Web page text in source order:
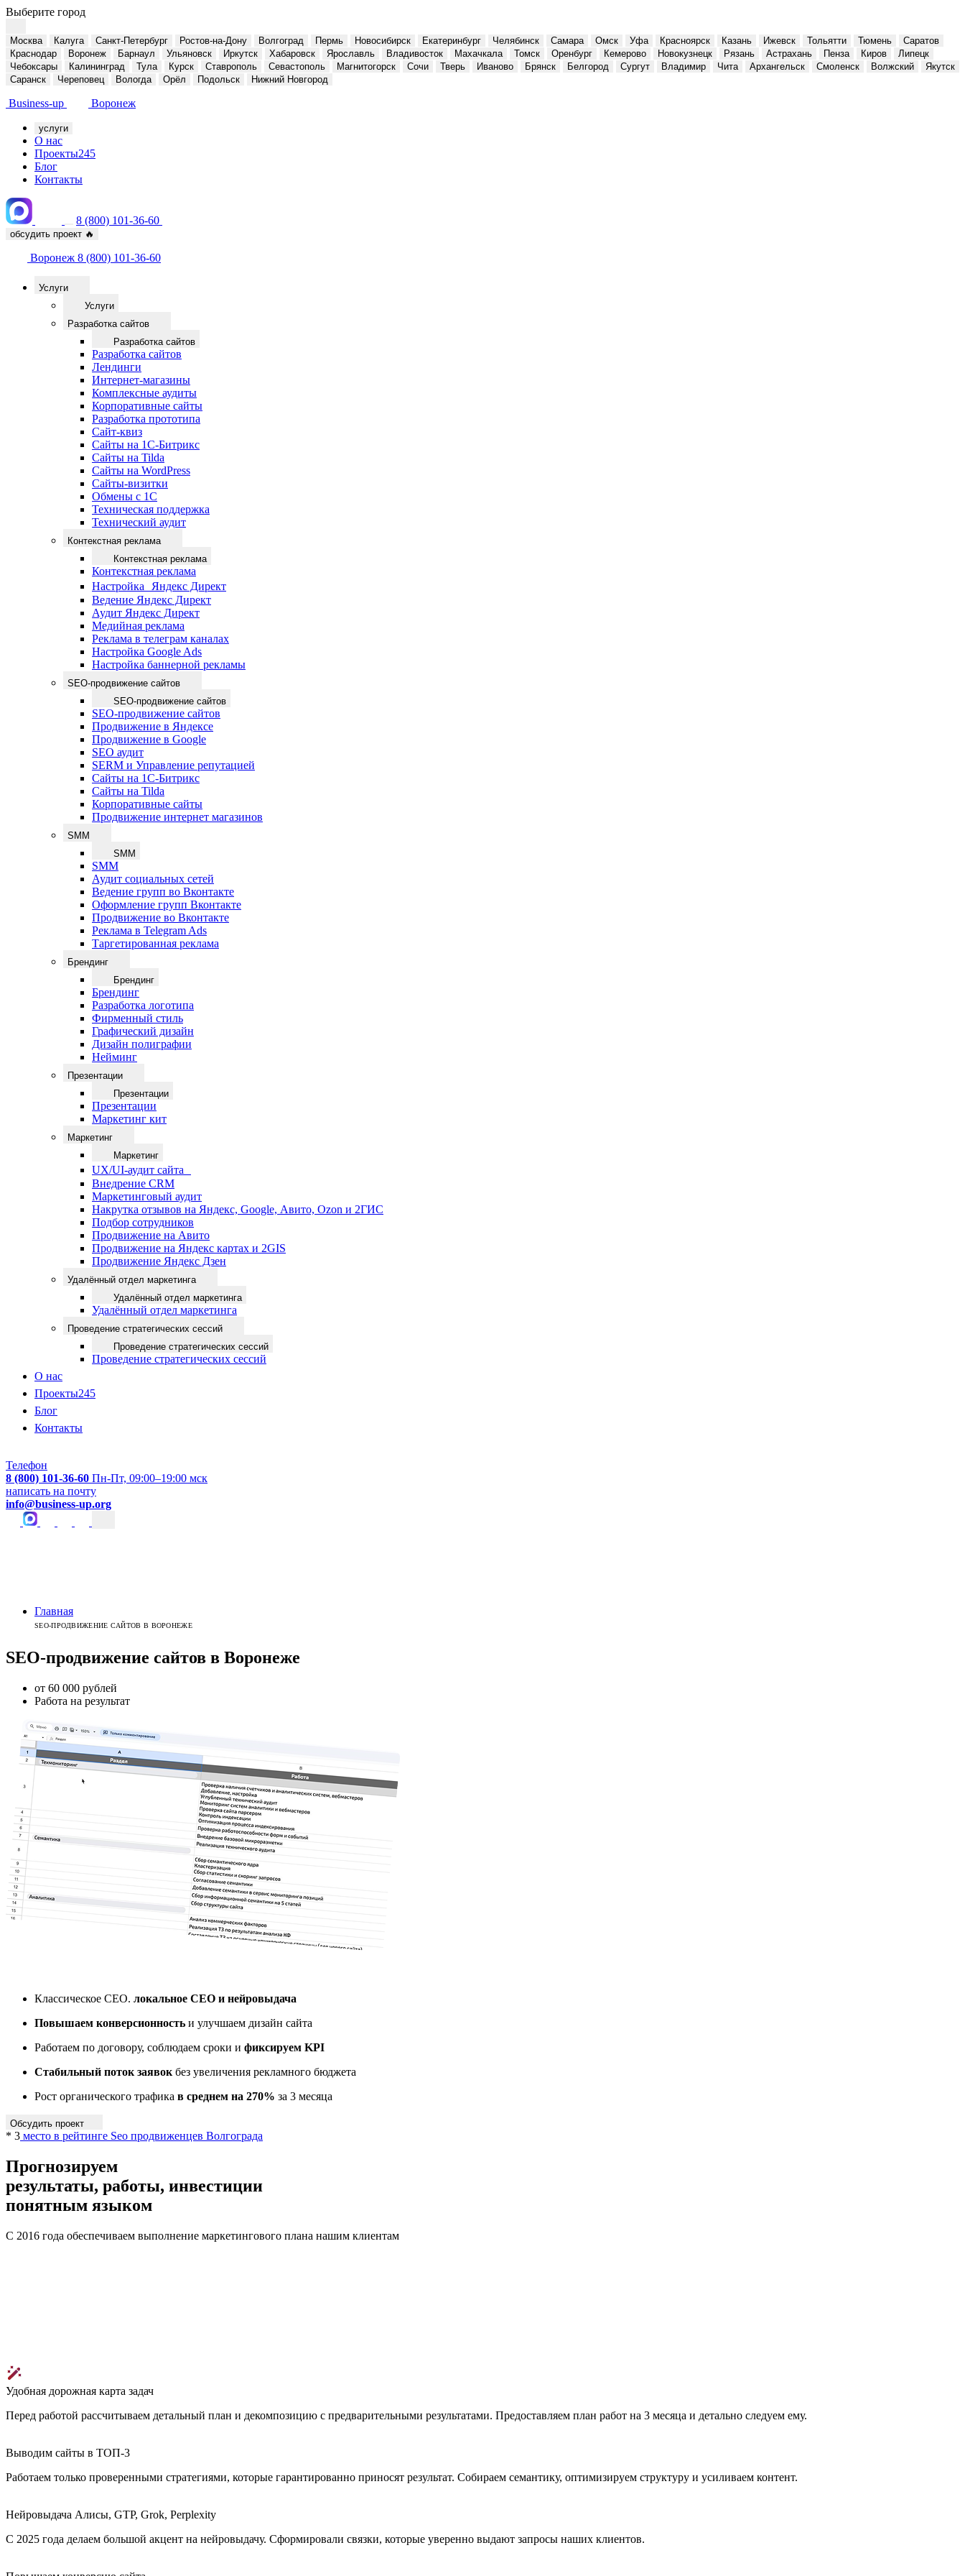
Выберите город
Москва Калуга Санкт-Петербург Ростов-на-Дону Волгоград Пермь Новосибирск Екатеринбург Челябинск Самара Омск Уфа Красноярск Казань Ижевск Тольятти Тюмень
Саратов
Краснодар
Воронеж Барнаул Ульяновск Иркутск Хабаровск Ярославль Владивосток Махачкала Томск Оренбург Кемерово Новокузнецк Рязань Астрахань Пенза Киров
Липецк
Чебоксары
Калининград Тула Курск Ставрополь Севастополь Магнитогорск Сочи Тверь Иваново Брянск Белгород Сургут Владимир Чита Архангельск Смоленск Волжский
Якутск
Саранск
Череповец Вологда Орёл Подольск Нижний Новгород
Business-up Воронеж
услуги
О нас
Проекты245
Блог
Контакты
8 (800) 101-36-60
обсудить проект 🔥
Воронеж 8 (800) 101-36-60
Услуги
Услуги
Разработка сайтов
Разработка сайтов
Разработка сайтов
Лендинги
Интернет-магазины
Комплексные аудиты
Корпоративные сайты
Разработка прототипа
Сайт-квиз
Сайты на 1С-Битрикс
Сайты на Tilda
Сайты на WordPress
Сайты-визитки
Обмены с 1С
Техническая поддержка
Технический аудит
Контекстная реклама
Контекстная реклама
Контекстная реклама
Настройка Яндекс Директ
Ведение Яндекс Директ
Аудит Яндекс Директ
Медийная реклама
Реклама в телеграм каналах
Настройка Google Ads
Настройка баннерной рекламы
SEO-продвижение сайтов
SEO-продвижение сайтов
SEO-продвижение сайтов
Продвижение в Яндексе
Продвижение в Google
SEO аудит
SERM и Управление репутацией
Сайты на 1С-Битрикс
Сайты на Tilda
Корпоративные сайты
Продвижение интернет магазинов
SMM
SMM
SMM
Аудит социальных сетей
Ведение групп во Вконтакте
Оформление групп Вконтакте
Продвижение во Вконтакте
Реклама в Telegram Ads
Таргетированная реклама
Брендинг
Брендинг
Брендинг
Разработка логотипа
Фирменный стиль
Графический дизайн
Дизайн полиграфии
Нейминг
Презентации
Презентации
Презентации
Маркетинг кит
Маркетинг
Маркетинг
UX/UI-аудит сайта
Внедрение CRM
Маркетинговый аудит
Накрутка отзывов на Яндекс, Google, Авито, Ozon и 2ГИС
Подбор сотрудников
Продвижение на Авито
Продвижение на Яндекс картах и 2GIS
Продвижение Яндекс Дзен
Удалённый отдел маркетинга
Удалённый отдел маркетинга
Удалённый отдел маркетинга
Проведение стратегических сессий
Проведение стратегических сессий
Проведение стратегических сессий
О нас
Проекты245
Блог
Контакты
Телефон
8 (800) 101-36-60 Пн-Пт, 09:00–19:00 мск
написать на почту
info@business-up.org
Главная
SEO-ПРОДВИЖЕНИЕ САЙТОВ В ВОРОНЕЖЕ
SEO-продвижение сайтов в Воронеже
от 60 000 рублей
Работа на результат
Классическое СЕО. локальное CEO и нейровыдача
Повышаем конверсионность и улучшаем дизайн сайта
Работаем по договору, соблюдаем сроки и фиксируем KPI
Стабильный поток заявок без увеличения рекламного бюджета
Рост органического трафика в среднем на 270% за 3 месяца
Обсудить проект
* 3 место в рейтинге Seo продвиженцев Волгограда
Прогнозируем
результаты, работы, инвестиции
понятным языком
С 2016 года обеспечиваем выполнение маркетингового плана нашим клиентам
Удобная дорожная карта задач
Перед работой рассчитываем детальный план и декомпозицию с предварительными результатами. Предоставляем план работ на 3 месяца и детально следуем ему.
Выводим сайты в ТОП-3
Работаем только проверенными стратегиями, которые гарантированно приносят результат. Собираем семантику, оптимизируем структуру и усиливаем контент.
Нейровыдача Алисы, GTP, Grok, Perplexity
С 2025 года делаем большой акцент на нейровыдачу. Сформировали связки, которые уверенно выдают запросы наших клиентов.